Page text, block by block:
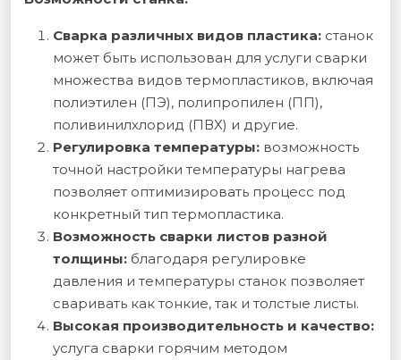
Сварка различных видов пластика: станок
может быть использован для услуги сварки
множества видов термопластиков, включая
полиэтилен (ПЭ), полипропилен (ПП),
поливинилхлорид (ПВХ) и другие.
Регулировка температуры: возможность
точной настройки температуры нагрева
позволяет оптимизировать процесс под
конкретный тип термопластика.
Возможность сварки листов разной
толщины: благодаря регулировке
давления и температуры станок позволяет
сваривать как тонкие, так и толстые листы.
Высокая производительность и качество:
услуга сварки горячим методом